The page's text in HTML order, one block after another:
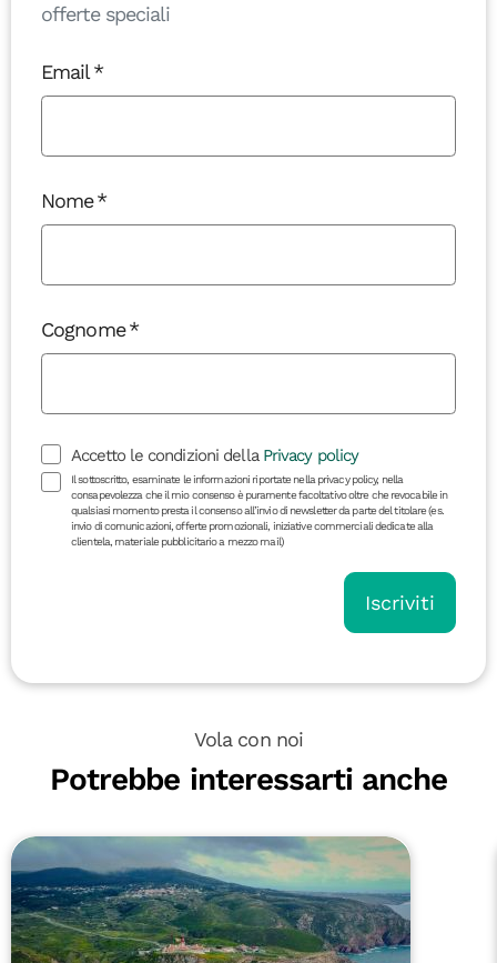
offerte speciali
Email
Nome
Cognome
Accetto le condizioni della Privacy policy
Il sottoscritto, esaminate le informazioni riportate nella privacy policy, nella
consapevolezza che il mio consenso è puramente facoltativo oltre che revocabile in
qualsiasi momento presta il consenso all’invio di newsletter da parte del titolare (es.
invio di comunicazioni, offerte promozionali, iniziative commerciali dedicate alla
clientela, materiale pubblicitario a mezzo mail)
Iscriviti
Vola con noi
Potrebbe interessarti anche